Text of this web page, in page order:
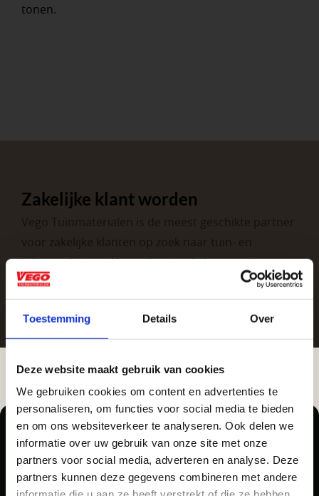
Toestemming Details Over
Deze website maakt gebruik van cookies
We gebruiken cookies om content en advertenties te
personaliseren, om functies voor social media te bieden
en om ons websiteverkeer te analyseren. Ook delen we
informatie over uw gebruik van onze site met onze
partners voor social media, adverteren en analyse. Deze
partners kunnen deze gegevens combineren met andere
tonen.
Zakelijke klant worden
Vego Tuinmaterialen is de meest geschikte partner
voor zakelijke klanten op zoek naar tuin- en
infraproducten. Als professionele leverancier van
tuinmaterialen bieden wij een breed assortiment
aan producten van topkwaliteit. Lees meer over de
zakelijke mogelijkheden.
Vrijblijvend advies?
Aangepaste openingstijden tijdens de
vakantieperiode
Waardenburg en Vego Dordrecht hanteren tijdens
de vakantieperiode aangepaste openingstijden op
Pellegrom Sierbestrating heet voortaan Vego